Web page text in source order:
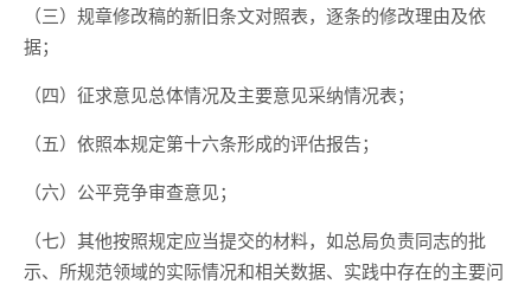
（三）规章修改稿的新旧条文对照表，逐条的修改理由及依
据；
（四）征求意见总体情况及主要意见采纳情况表；
（五）依照本规定第十六条形成的评估报告；
（六）公平竞争审查意见；
（七）其他按照规定应当提交的材料，如总局负责同志的批
示、所规范领域的实际情况和相关数据、实践中存在的主要问